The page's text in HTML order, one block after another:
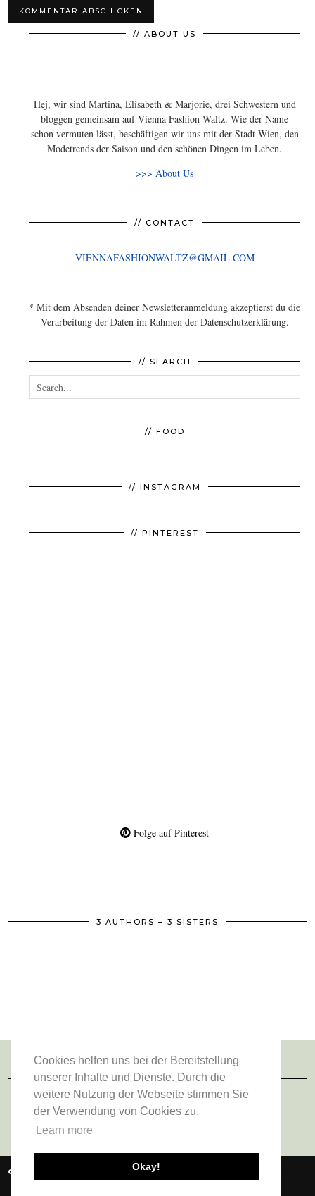
Cookies helfen uns bei der Bereitstellung
unserer Inhalte und Dienste. Durch die
weitere Nutzung der Webseite stimmen Sie
der Verwendung von Cookies zu.
Learn more
Okay!
// ABOUT US
Hej, wir sind Martina, Elisabeth & Marjorie, drei Schwestern und
bloggen gemeinsam auf Vienna Fashion Waltz. Wie der Name
schon vermuten lässt, beschäftigen wir uns mit der Stadt Wien, den
Modetrends der Saison und den schönen Dingen im Leben.
>>> About Us
// CONTACT
VIENNAFASHIONWALTZ@GMAIL.COM
* Mit dem Absenden deiner Newsletteranmeldung akzeptierst du die
Verarbeitung der Daten im Rahmen der Datenschutzerklärung.
// SEARCH
// FOOD
// INSTAGRAM
// PINTEREST
Folge auf Pinterest
3 AUTHORS – 3 SISTERS
FOLGE UNS
© 2026 VIENNA FASHION WALTZ
DATENSCHUTZERKLÄRUNG
IMPRESSUM